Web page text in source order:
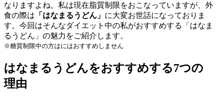
なりますよね。私は現在脂質制限をおこなっていますが、外
食の際は 「はなまるうどん」 に大変お世話になっておりま
す。今回はそんなダイエット中の私がおすすめする「はなま
るうどん」の魅力をご紹介します。
※糖質制限中の方はにはおすすめしません
はなまるうどんをおすすめする7つの
理由